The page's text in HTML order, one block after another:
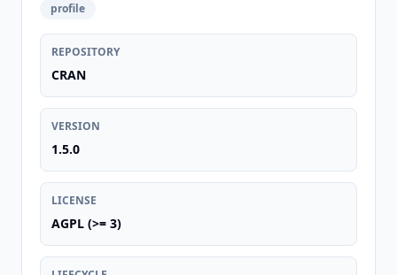
profile
REPOSITORY
CRAN
VERSION
1.5.0
LICENSE
AGPL (>= 3)